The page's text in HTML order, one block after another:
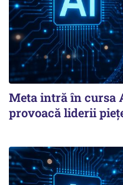
Meta intră în cursa
provoacă liderii